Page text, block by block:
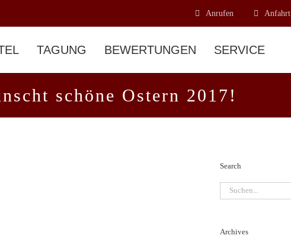
Anrufen Anfahrt
TAGUNG BEWERTUNGEN SERVICE
schöne Ostern 2017!
Search
Suche
nach:
Archives